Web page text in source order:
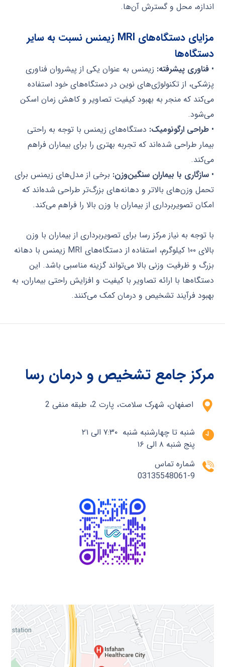
اندازه، محل و گسترش آن‌ها.
مزایای دستگاه‌های MRI زیمنس نسبت به سایر
دستگاه‌ها
•فناوری پیشرفته: زیمنس به عنوان یکی از پیشروان فناوری
پزشکی، از تکنولوژی‌های نوین در دستگاه‌های خود استفاده
می‌کند که منجر به بهبود کیفیت تصاویر و کاهش زمان اسکن
می‌شود.
•طراحی ارگونومیک: دستگاه‌های زیمنس با توجه به راحتی
بیمار طراحی شده‌اند که تجربه بهتری را برای بیماران فراهم
می‌کند.
•سازگاری با بیماران سنگین‌وزن: برخی از مدل‌های زیمنس برای
تحمل وزن‌های بالاتر و دهانه‌های بزرگ‌تر طراحی شده‌اند که
امکان تصویربرداری از بیماران با وزن بالا را فراهم می‌کند.
با توجه به نیاز مرکز رسا برای تصویربرداری از بیماران با وزن
بالای ۱۰۰ کیلوگرم، استفاده از دستگاه‌های MRI زیمنس با دهانه
بزرگ و ظرفیت وزنی بالا می‌تواند گزینه مناسبی باشد. این
دستگاه‌ها با ارائه تصاویر با کیفیت و افزایش راحتی بیماران، به
بهبود فرآیند تشخیص و درمان کمک می‌کنند.
مرکز جامع تشخیص و درمان رسا
اصفهان، شهرک سلامت، پارت 2، طبقه منفی 2
شنبه تا چهارشنبه شنبه ۷:۳۰ الی ۲۱
پنج شنبه ۸ الی ۱۶
شماره تماس
03135548061-9